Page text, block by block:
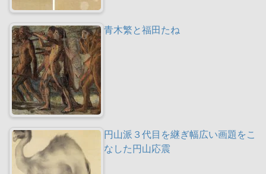
青木繁と福田たね
円山派３代目を継ぎ幅広い画題をこ
なした円山応震